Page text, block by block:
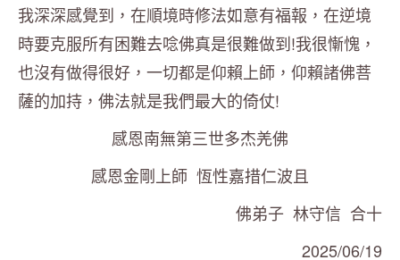
我深深感覺到，在順境時修法如意有福報，在逆境
時要克服所有困難去唸佛真是很難做到!我很慚愧，
也沒有做得很好，一切都是仰賴上師，仰賴諸佛菩
薩的加持，佛法就是我們最大的倚仗!
感恩南無第三世多杰羌佛
感恩金剛上師 恆性嘉措仁波且
佛弟子 林守信 合十
2025/06/19